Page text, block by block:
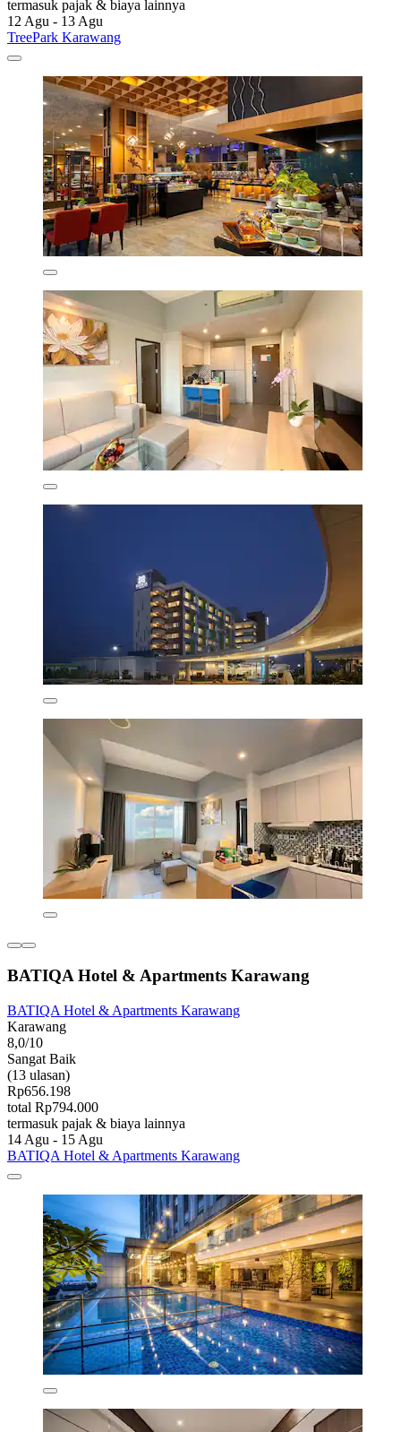
termasuk pajak & biaya lainnya
12 Agu - 13 Agu
TreePark Karawang
BATIQA Hotel & Apartments Karawang
BATIQA Hotel & Apartments Karawang
Karawang
8,0/10
Sangat Baik
(13 ulasan)
Rp656.198
total Rp794.000
termasuk pajak & biaya lainnya
14 Agu - 15 Agu
BATIQA Hotel & Apartments Karawang